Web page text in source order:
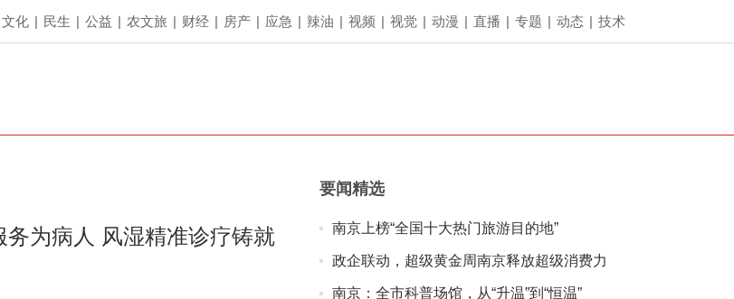
文化 | 民生 | 公益 | 农文旅 | 财经 | 房产 | 应急 | 辣油 | 视频 | 视觉 | 动漫 | 直播 | 专题 | 动态 | 技术
为病人 风湿精准诊疗铸就
要闻精选
南京上榜“全国十大热门旅游目的地”
政企联动，超级黄金周南京释放超级消费力
南京：全市科普场馆，从“升温”到“恒温”